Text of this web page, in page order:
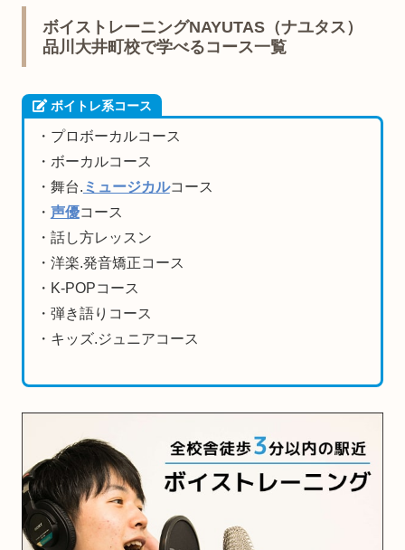
ボイストレーニングNAYUTAS（ナユタス）
品川大井町校で学べるコース一覧
ボイトレ系コース
・プロボーカルコース
・ボーカルコース
・舞台. ミュージカルコース
・ 声優コース
・話し方レッスン
・洋楽.発音矯正コース
・K-POPコース
・弾き語りコース
・キッズ.ジュニアコース